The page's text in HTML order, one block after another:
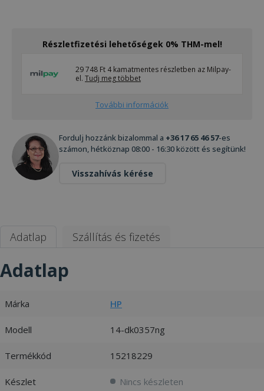
Részletfizetési lehetőségek 0% THM-mel!
29 748 Ft 4 kamatmentes részletben az Milpay-
el. Tudj meg többet
További információk
Fordulj hozzánk bizalommal a +36 17 65 46 57-es
számon, hétköznap 08:00 - 16:30 között és segítünk!
Visszahívás kérése
Adatlap Szállítás és fizetés
Adatlap
Márka HP
Modell 14-dk0357ng
Termékkód 15218229
Készlet Nincs készleten